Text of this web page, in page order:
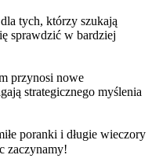
tych, którzy szukają
sprawdzić w bardziej
przynosi nowe
strategicznego myślenia
poranki i długie wieczory
zaczynamy!